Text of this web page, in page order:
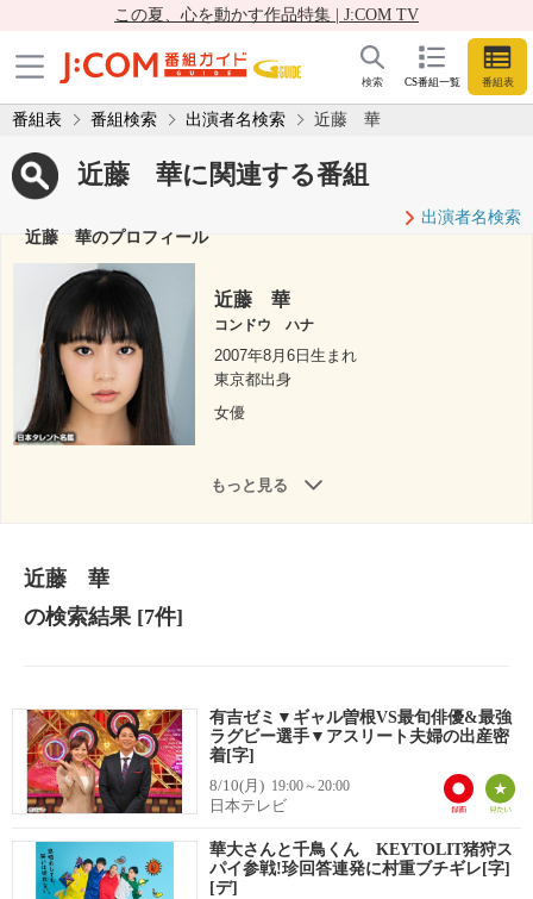
この夏、心を動かす作品特集 | J:COM TV
CS番組一覧 番組表
検索
番組表 番組検索 出演者名検索 近藤 華
近藤 華に関連する番組
出演者名検索
近藤 華のプロフィール
近藤 華
コンドウ ハナ
2007年8月6日生まれ
東京都出身
女優
もっと見る
近藤 華
の検索結果[7件]
有吉ゼミ▼ギャル曽根VS最旬俳優&最強
ラグビー選手▼アスリート夫婦の出産密
着[字]
8/10(月) 19:00～20:00
日本テレビ
華大さんと千鳥くん KEYTOLIT猪狩ス
パイ参戦!珍回答連発に村重ブチギレ[字]
[デ]